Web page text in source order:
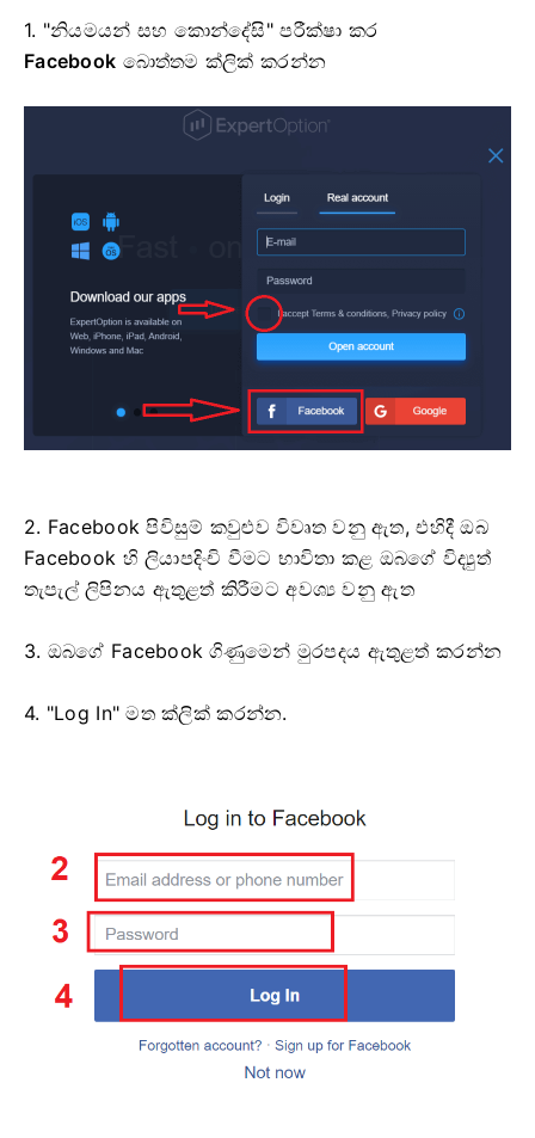
1. "නියමයන් සහ කොන්දේසි" පරීක්ෂා කර
Facebook බොත්තම ක්ලික් කරන්න
2. Facebook පිවිසුම් කවුළුව විවෘත වනු ඇත, එහිදී ඔබ
Facebook හි ලියාපදිංචි වීමට භාවිතා කළ ඔබගේ විද්‍යුත්
තැපැල් ලිපිනය ඇතුළත් කිරීමට අවශ්‍ය වනු ඇත
3. ඔබගේ Facebook ගිණුමෙන් මුරපදය ඇතුළත් කරන්න
4. "Log In" මත ක්ලික් කරන්න.